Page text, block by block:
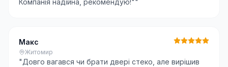
Компанія надійна, рекомендую!""
Макс
Житомир
"Довго вагався чи брати двері стеко, але вирішив